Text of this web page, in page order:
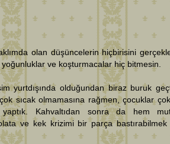
olan düşüncelerin hiçbirisini
ve koşturmacalar hiç bitmesin.
yurtdışında olduğundan biraz buruk
sıcak olmamasına rağmen, çocuklar
yaptık. Kahvaltıdan sonra da hem
ve kek krizimi bir parça